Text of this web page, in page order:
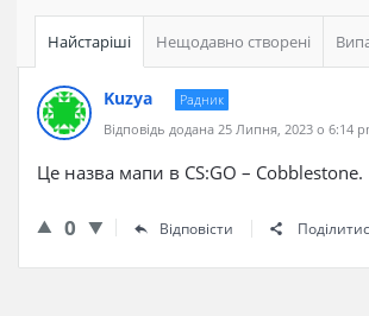
Найстаріші Нещодавно створені
Kuzya
Радник
Відповідь додана 25 Липня, 2023 о 6:14
Це назва мапи в CS:GO – Cobblestone.
0 Відповісти